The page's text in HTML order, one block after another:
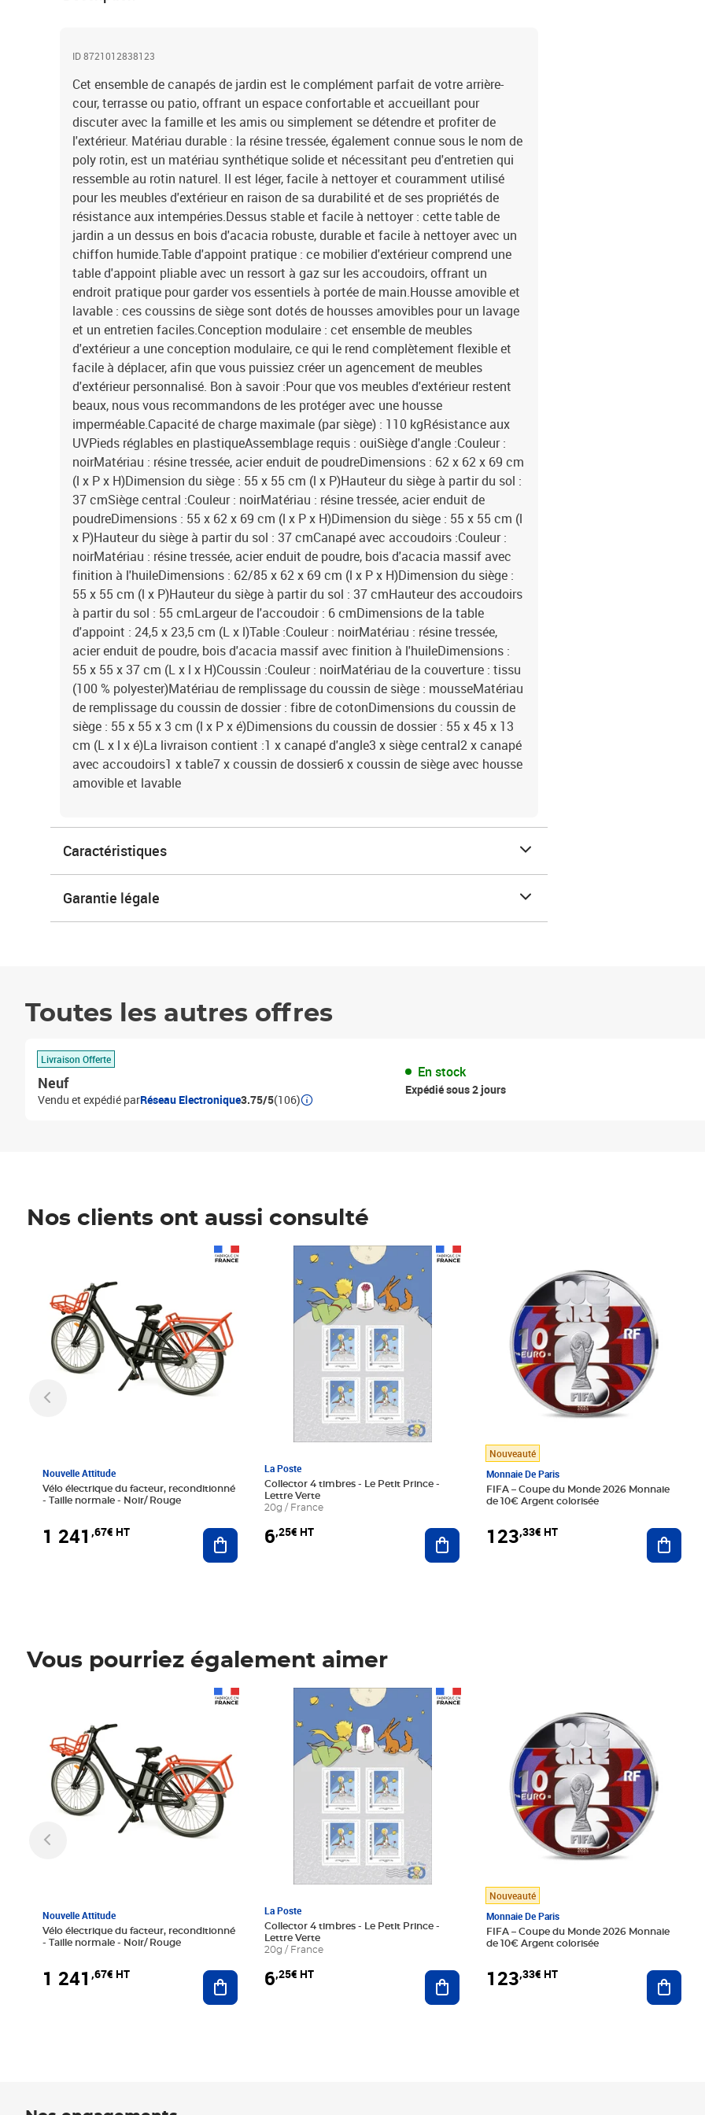
ID 8721012838123
Cet ensemble de canapés de jardin est le complément parfait de votre arrière-
cour, terrasse ou patio, offrant un espace confortable et accueillant pour
discuter avec la famille et les amis ou simplement se détendre et profiter de
l'extérieur. Matériau durable : la résine tressée, également connue sous le nom de
poly rotin, est un matériau synthétique solide et nécessitant peu d'entretien qui
ressemble au rotin naturel. Il est léger, facile à nettoyer et couramment utilisé
pour les meubles d'extérieur en raison de sa durabilité et de ses propriétés de
résistance aux intempéries.Dessus stable et facile à nettoyer : cette table de
jardin a un dessus en bois d'acacia robuste, durable et facile à nettoyer avec un
chiffon humide.Table d'appoint pratique : ce mobilier d'extérieur comprend une
table d'appoint pliable avec un ressort à gaz sur les accoudoirs, offrant un
endroit pratique pour garder vos essentiels à portée de main.Housse amovible et
lavable : ces coussins de siège sont dotés de housses amovibles pour un lavage
et un entretien faciles.Conception modulaire : cet ensemble de meubles
d'extérieur a une conception modulaire, ce qui le rend complètement flexible et
facile à déplacer, afin que vous puissiez créer un agencement de meubles
d'extérieur personnalisé. Bon à savoir :Pour que vos meubles d'extérieur restent
beaux, nous vous recommandons de les protéger avec une housse
imperméable.Capacité de charge maximale (par siège) : 110 kgRésistance aux
UVPieds réglables en plastiqueAssemblage requis : ouiSiège d'angle :Couleur :
noirMatériau : résine tressée, acier enduit de poudreDimensions : 62 x 62 x 69 cm
(l x P x H)Dimension du siège : 55 x 55 cm (l x P)Hauteur du siège à partir du sol :
37 cmSiège central :Couleur : noirMatériau : résine tressée, acier enduit de
poudreDimensions : 55 x 62 x 69 cm (l x P x H)Dimension du siège : 55 x 55 cm (l
x P)Hauteur du siège à partir du sol : 37 cmCanapé avec accoudoirs :Couleur :
noirMatériau : résine tressée, acier enduit de poudre, bois d'acacia massif avec
finition à l'huileDimensions : 62/85 x 62 x 69 cm (l x P x H)Dimension du siège :
55 x 55 cm (l x P)Hauteur du siège à partir du sol : 37 cmHauteur des accoudoirs
à partir du sol : 55 cmLargeur de l'accoudoir : 6 cmDimensions de la table
d'appoint : 24,5 x 23,5 cm (L x l)Table :Couleur : noirMatériau : résine tressée,
acier enduit de poudre, bois d'acacia massif avec finition à l'huileDimensions :
55 x 55 x 37 cm (L x l x H)Coussin :Couleur : noirMatériau de la couverture : tissu
(100 % polyester)Matériau de remplissage du coussin de siège : mousseMatériau
de remplissage du coussin de dossier : fibre de cotonDimensions du coussin de
siège : 55 x 55 x 3 cm (l x P x é)Dimensions du coussin de dossier : 55 x 45 x 13
cm (L x l x é)La livraison contient :1 x canapé d'angle3 x siège central2 x canapé
avec accoudoirs1 x table7 x coussin de dossier6 x coussin de siège avec housse
amovible et lavable
Caractéristiques
Garantie légale
Toutes les autres offres
Livraison Offerte
Neuf
Vendu et expédié parRéseau Electronique3.75/5(106)
En stock
Expédié sous 2 jours
Nos clients ont aussi consulté
Nouvelle Attitude
Vélo électrique du facteur, reconditionné
- Taille normale - Noir/ Rouge
1 241 ,67€ HT Ajouter au panier
La Poste
Collector 4 timbres - Le Petit Prince -
Lettre Verte
20g / France
6,25€ HT
Prix 6,25€ HT
Ajouter au panier
Nouveauté
Monnaie De Paris
FIFA – Coupe du Monde 2026 Monnaie
de 10€ Argent colorisée
123,33€ HT
Vous pourriez également aimer
Nouvelle Attitude
Vélo électrique du facteur, reconditionné
- Taille normale - Noir/ Rouge
1 241 ,67€ HT Ajouter au panier
La Poste
Collector 4 timbres - Le Petit Prince -
Lettre Verte
20g / France
6,25€ HT
Prix 6,25€ HT
Ajouter au panier
Nouveauté
Monnaie De Paris
FIFA – Coupe du Monde 2026 Monnaie
de 10€ Argent colorisée
123,33€ HT